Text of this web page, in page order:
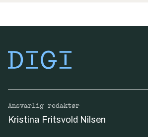
Ansvarlig redaktør
Kristina Fritsvold Nilsen